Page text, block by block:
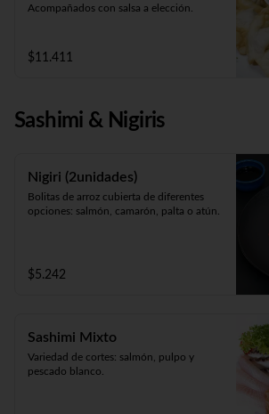
Acompañados con salsa a elección.
$11.411
Sashimi & Nigiris
Nigiri (2unidades)
Bolitas de arroz cubierta de diferentes
opciones: salmón, camarón, palta o atún.
$5.242
Sashimi Mixto
Variedad de cortes: salmón, pulpo y
pescado blanco.